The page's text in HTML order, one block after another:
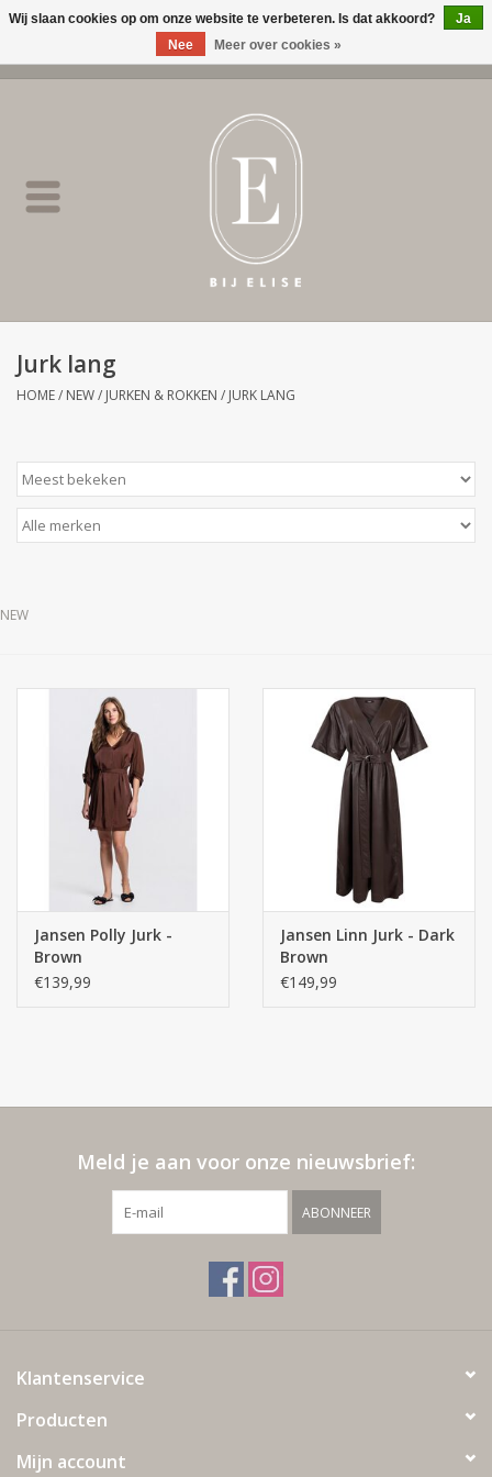
BIJ ELISE
SALE
Merken
Jurk lang
HOME/ NEW/ JURKEN & ROKKEN / JURK LANG
NEW
Jansen Polly Jurk -
Brown
€139,99
Jansen Linn Jurk - Dark
Brown
€149,99
Meld je aan voor onze nieuwsbrief:
ABONNEER
Klantenservice
Producten
Mijn account
Wij slaan cookies op om onze website te verbeteren. Is dat akkoord?
Ja
Nee
Meer over cookies »